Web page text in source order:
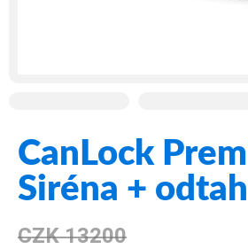
CanLock
Siréna +
CZK 13200